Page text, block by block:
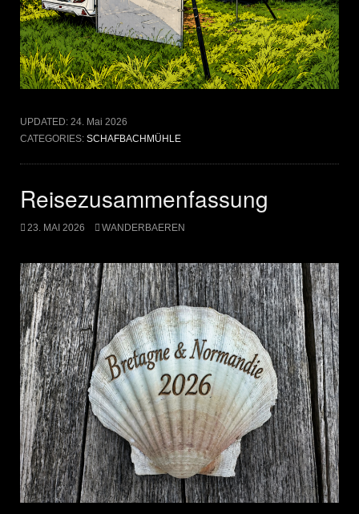
UPDATED: 24. Mai 2026
CATEGORIES: SCHAFBACHMÜHLE
Reisezusammenfassung
23. MAI 2026 WANDERBAEREN